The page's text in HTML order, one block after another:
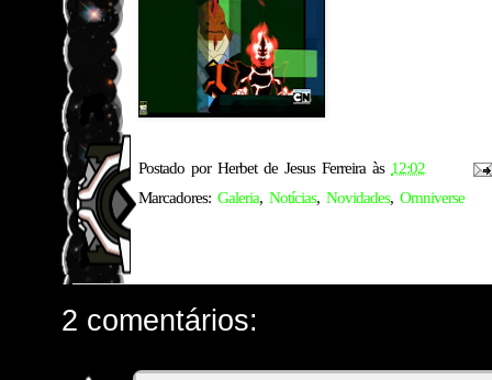
Postado por Herbet de Jesus Ferreira às 12:02
Marcadores: Galeria, Notícias, Novidades, Omniverse
2 comentários: